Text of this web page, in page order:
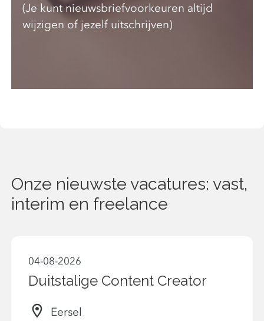
(Je kunt nieuwsbriefvoorkeuren altijd
wijzigen of jezelf uitschrijven)
Onze nieuwste vacatures: vast,
interim en freelance
04-08-2026
Duitstalige Content Creator
Eersel